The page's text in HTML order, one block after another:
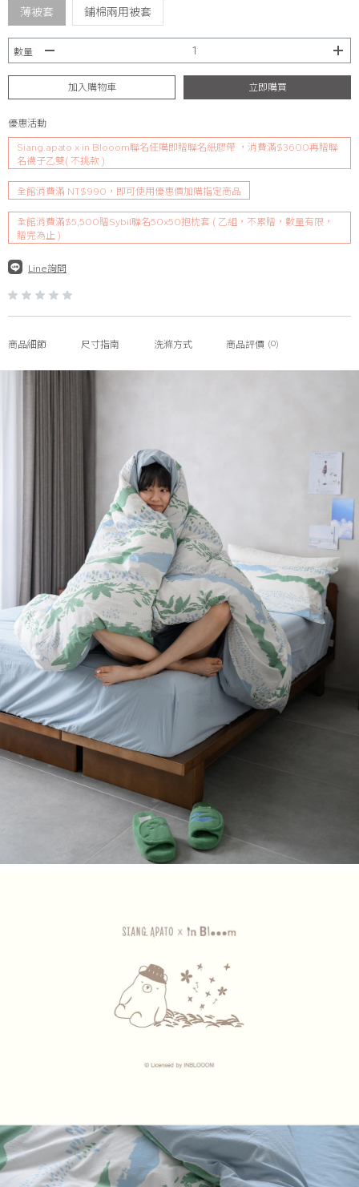
薄被套 鋪棉兩用被套
數量
加入購物車 立即購買
優惠活動
Siang.apato x in Blooom聯名任購即贈聯名紙膠帶 ，消費滿$3600再贈聯
名襪子乙雙( 不挑款 )
全館消費滿 NT$990，即可使用優惠價加購指定商品
全館消費滿$5,500贈Sybil聯名50x50抱枕套 ( 乙組，不累贈，數量有限，
贈完為止 )
Line詢問
商品細節 尺寸指南 洗滌方式 商品評價 (0)